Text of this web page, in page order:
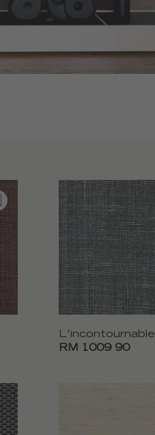
L'incontournable
RM 1009 90